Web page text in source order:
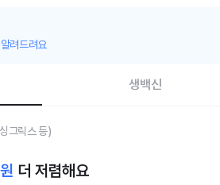
려드려요
생백신
그릭스 등)
원 더 저렴해요